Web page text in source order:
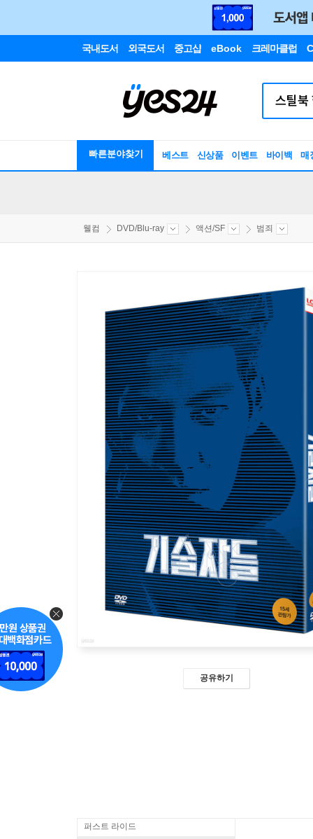
국내도서 외국도서 중고샵 eBook 크레마클럽
빠른분야찾기 베스트 신상품 이벤트 바이백 매
웰컴 DVD/Blu-ray 액션/SF 범죄
공유하기
퍼스트 라이드